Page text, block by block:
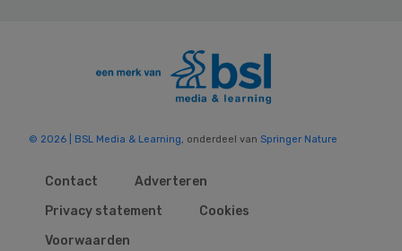
© 2026 | BSL Media & Learning , onderdeel van Springer Nature
Contact
Adverteren
Privacy statement
Cookies
Voorwaarden